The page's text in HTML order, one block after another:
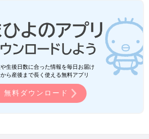
生後日数に合った情報を毎日お届け
ら産後まで長く使える無料アプリ
無料ダウンロード